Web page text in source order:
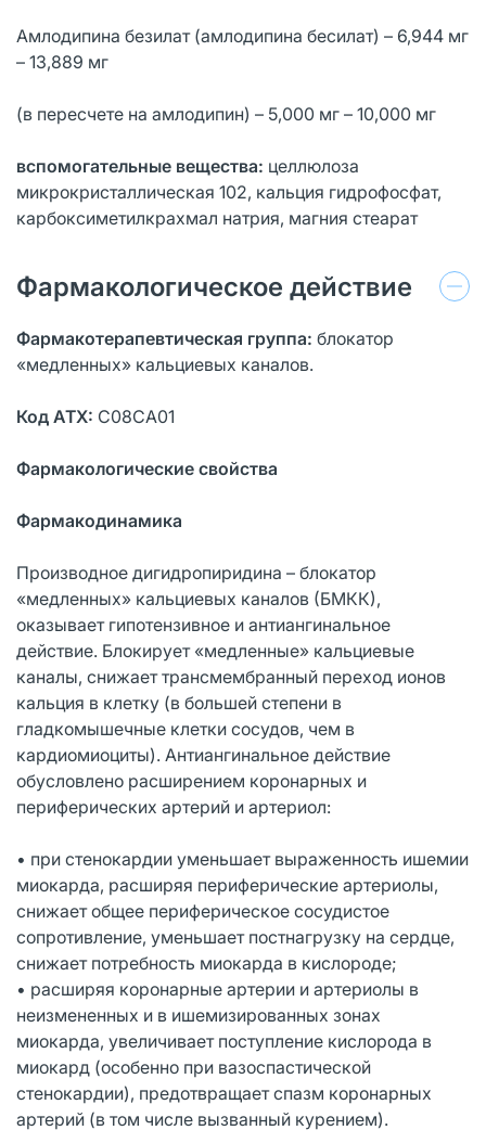
Амлодипина безилат (амлодипина бесилат) – 6,944 мг
– 13,889 мг
(в пересчете на амлодипин) – 5,000 мг – 10,000 мг
вспомогательные вещества: целлюлоза
микрокристаллическая 102, кальция гидрофосфат,
карбоксиметилкрахмал натрия, магния стеарат
Фармакологическое действие
Фармакотерапевтическая группа: блокатор
«медленных» кальциевых каналов.
Код АТХ: C08CA01
Фармакологические свойства
Фармакодинамика
Производное дигидропиридина – блокатор
«медленных» кальциевых каналов (БМКК),
оказывает гипотензивное и антиангинальное
действие. Блокирует «медленные» кальциевые
каналы, снижает трансмембранный переход ионов
кальция в клетку (в большей степени в
гладкомышечные клетки сосудов, чем в
кардиомиоциты). Антиангинальное действие
обусловлено расширением коронарных и
периферических артерий и артериол:
• при стенокардии уменьшает выраженность ишемии
миокарда, расширяя периферические артериолы,
снижает общее периферическое сосудистое
сопротивление, уменьшает постнагрузку на сердце,
снижает потребность миокарда в кислороде;
• расширяя коронарные артерии и артериолы в
неизмененных и в ишемизированных зонах
миокарда, увеличивает поступление кислорода в
миокард (особенно при вазоспастической
стенокардии), предотвращает спазм коронарных
артерий (в том числе вызванный курением).